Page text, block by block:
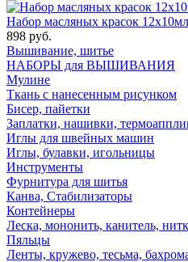
Набор масляных красок
898 руб.
Вышивание, шитье
НАБОРЫ для ВЫШИВАНИЯ
Мулине
Ткань с нанесенным рисунком
Бисер, пайетки
Заплатки, нашивки,
Иглы для швейных машин
Иглы, булавки, игольницы
Инструменты
Фурнитура для шитья
Канва, Стабилизаторы
Контейнеры
Леска, мононить, канитель,
Пяльцы
Ленты, кружево, тесьма,